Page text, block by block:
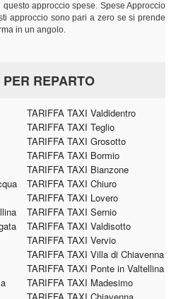
approccio spese. Spese Approccio
approccio sono pari a zero se si prende
in un angolo.
REPARTO
TARIFFA TAXI Valdidentro
TARIFFA TAXI Teglio
TARIFFA TAXI Grosotto
TARIFFA TAXI Bormio
TARIFFA TAXI Bianzone
TARIFFA TAXI Chiuro
TARIFFA TAXI Lovero
TARIFFA TAXI Sernio
TARIFFA TAXI Valdisotto
TARIFFA TAXI Vervio
TARIFFA TAXI Villa di Chiavenna
TARIFFA TAXI Ponte in Valtellina
TARIFFA TAXI Madesimo